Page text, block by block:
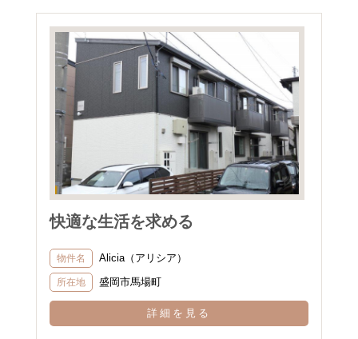
快適な生活を求める
物件名 Alicia（アリシア）
所在地 盛岡市馬場町
詳細を見る